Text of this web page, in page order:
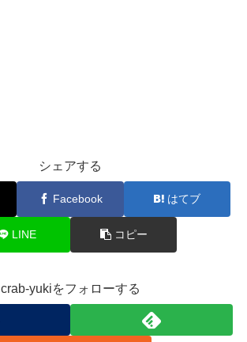
シェアする
Facebook はてブ
LINE コピー
crab-yukiをフォローする